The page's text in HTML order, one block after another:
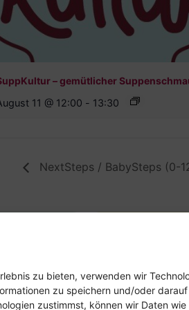
zu bieten, verwenden wir
zu speichern und/oder
zustimmst, können wir Daten wie
– gemütlicher
11 @ 12:00 - 13:30
NextSteps / BabySteps (0-
Tel.: Telefon:
E-Mail: